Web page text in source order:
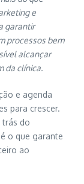
e
garantir
processos bem
alcançar
da clínica.
e agenda
para crescer.
trás do
o que garante
ao